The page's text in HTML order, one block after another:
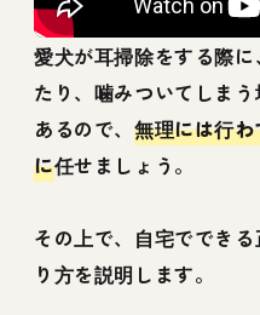
愛犬が耳掃除をする際
たり、噛みついてしま
あるので、 無理には行
に任せましょう。
その上で、自宅ででき
り方を説明します。